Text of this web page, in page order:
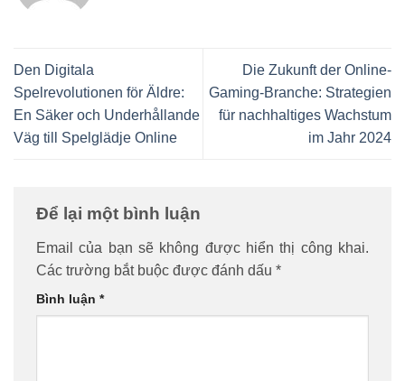
Den Digitala
Spelrevolutionen för Äldre:
En Säker och Underhållande
Väg till Spelglädje Online
Die Zukunft der Online-
Gaming-Branche: Strategien
für nachhaltiges Wachstum
im Jahr 2024
Để lại một bình luận
Email của bạn sẽ không được hiển thị công khai.
Các trường bắt buộc được đánh dấu *
Bình luận *